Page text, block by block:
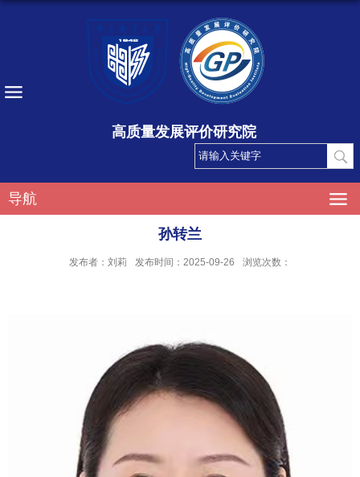
高质量发展评价研究院
导航
孙转兰
发布者：刘莉 发布时间：2025-09-26 浏览次数：